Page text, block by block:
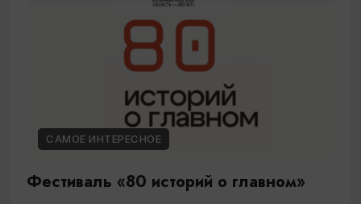
САМОЕ ИНТЕРЕСНОЕ
Фестиваль «80 историй о главном»